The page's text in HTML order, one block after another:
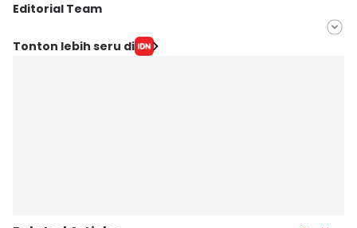
Editorial Team
Editor
Tonton lebih seru di